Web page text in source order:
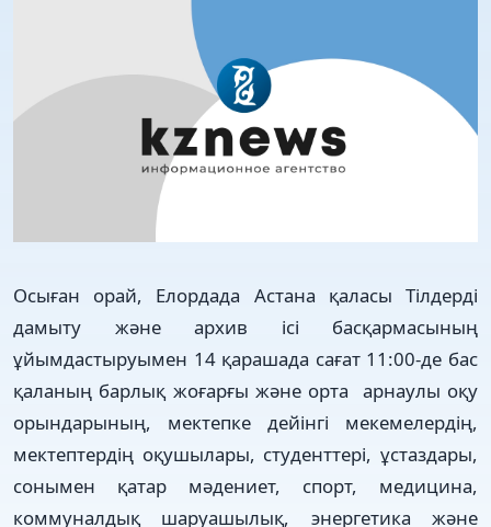
Осыған орай, Елордада Астана қаласы Тілдерді
дамыту және архив ісі басқармасының
ұйымдастыруымен 14 қарашада сағат 11:00-де бас
қаланың барлық жоғарғы және орта арнаулы оқу
орындарының, мектепке дейінгі мекемелердің,
мектептердің оқушылары, студенттері, ұстаздары,
сонымен қатар мәдениет, спорт, медицина,
коммуналдық шаруашылық, энергетика және